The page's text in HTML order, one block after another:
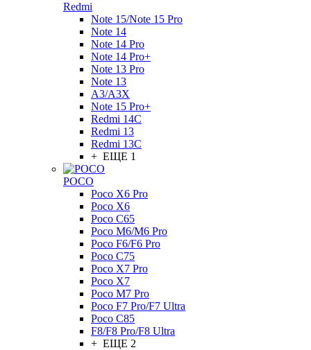
Redmi
Note 15/Note 15 Pro
Note 14
Note 14 Pro
Note 14 Pro+
Note 13 Pro
Note 13
A3/A3X
Note 15 Pro+
Redmi 14C
Redmi 13
Redmi 13C
+ ЕЩЕ 1
POCO
Poco X6 Pro
Poco X6
Poco C65
Poco M6/M6 Pro
Poco F6/F6 Pro
Poco C75
Poco X7 Pro
Poco X7
Poco M7 Pro
Poco F7 Pro/F7 Ultra
Poco C85
F8/F8 Pro/F8 Ultra
+ ЕЩЕ 2